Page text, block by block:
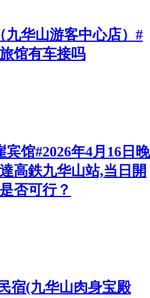
九华山游客中心店）#
馆有车接吗
宾馆#2026年4月16日晚
高鉄九华山站,当日開
否可行？
宿(九华山肉身宝殿